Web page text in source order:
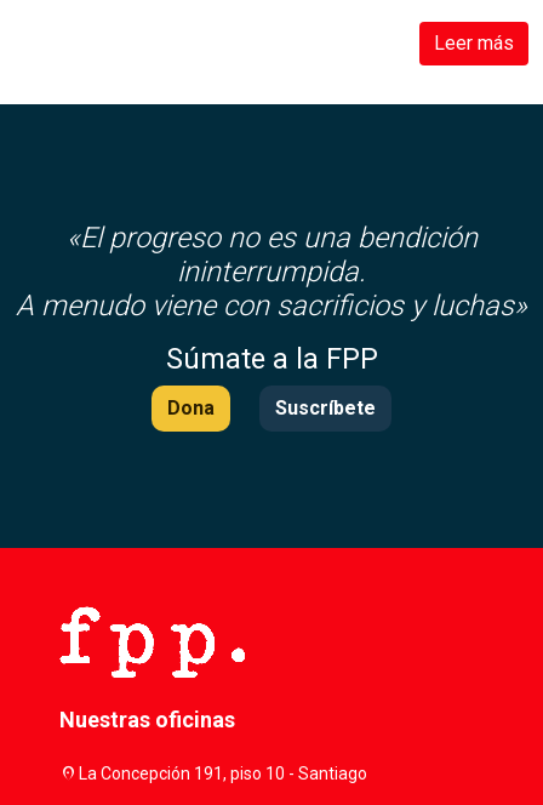
Leer más
«El progreso no es una bendición
ininterrumpida.
A menudo viene con sacrificios y luchas»
Súmate a la FPP
Dona Suscríbete
Nuestras oficinas
location_onLa Concepción 191, piso 10 - Santiago